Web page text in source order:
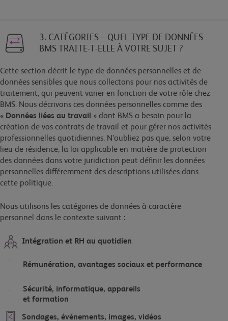
3. CATÉGORIES – QUEL TYPE DE DONNÉES
BMS TRAITE-T-ELLE À VOTRE SUJET ?
Cette section décrit le type de données personnelles et de
données sensibles que nous collectons pour nos activités de
traitement, qui peuvent varier en fonction de votre rôle chez
BMS. Nous décrivons ces données personnelles comme des
« Données liées au travail
» dont BMS a besoin pour la
création de vos contrats de travail et pour gérer nos activités
professionnelles quotidiennes. N’oubliez pas que, selon votre
lieu de résidence, la loi applicable en matière de protection
des données dans votre juridiction peut définir les données
personnelles différemment des descriptions utilisées dans
cette politique.
Nous utilisons les catégories de données à caractère
personnel dans le contexte suivant :
Intégration et RH au quotidien
Rémunération, avantages sociaux et performance
Sécurité, informatique, appareils
et formation
Sondages, événements, images, vidéos